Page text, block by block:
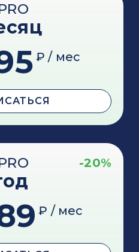
₽ / мес
-20%
₽ / мес